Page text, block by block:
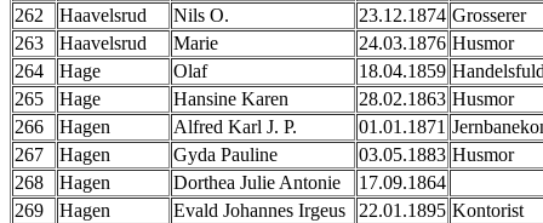
262
Haavelsrud Nils O. 23.12.1874 Grosserer
263
Haavelsrud Marie 24.03.1876 Husmor
264
Hage Olaf 18.04.1859
265
Hage Hansine Karen 28.02.1863 Husmor
266
Hagen Alfred Karl J. P. 01.01.1871
267
Hagen Gyda Pauline 03.05.1883 Husmor
268
Hagen Dorthea Julie Antonie
17.09.1864
269
Hagen Evald Johannes Irgeus 22.01.1895 Kontorist